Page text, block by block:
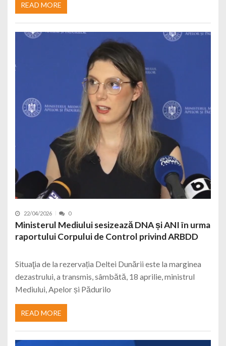
READ MORE
22/04/2026 0
Ministerul Mediului sesizează DNA și ANI în urma
raportului Corpului de Control privind ARBDD
Situaţia de la rezervația Deltei Dunării este la marginea
dezastrului, a transmis, sâmbătă, 18 aprilie, ministrul
Mediului, Apelor și Pădurilo
READ MORE